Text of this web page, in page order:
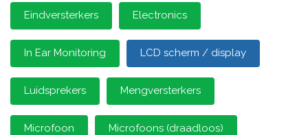
Eindversterkers Electronics
In Ear Monitoring LCD scherm / display
Luidsprekers Mengversterkers
Microfoon Microfoons (draadloos)